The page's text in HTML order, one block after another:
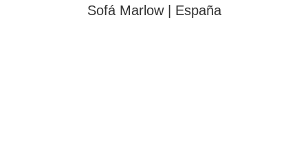
Sofá Marlow | España